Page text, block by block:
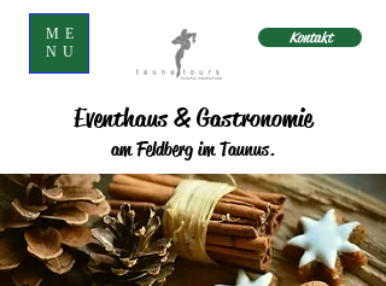
ME
NU
Kontakt
Eventhaus & Gastronomie
am Feldberg im Taunus.